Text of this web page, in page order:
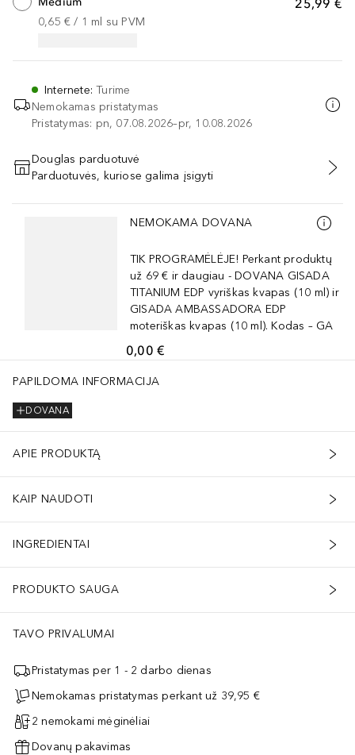
0,65 € / 1 ml su PVM
Internete:Turime
Nemokamas pristatymas
Pristatymas: pn, 07.08.2026–pr, 10.08.2026
PRIDĖTI Į KREPŠELĮ
Douglas parduotuvė
Parduotuvės, kuriose galima įsigyti
Praleisti slankiklį
NEMOKAMA DOVANA
TIK PROGRAMĖLĖJE! Perkant produktų
už 69 € ir daugiau - DOVANA GISADA
TITANIUM EDP vyriškas kvapas (10 ml) ir
GISADA AMBASSADORA EDP
moteriškas kvapas (10 ml). Kodas – GA
0,00 €
PAPILDOMA INFORMACIJA
DOVANA
APIE PRODUKTĄ
KAIP NAUDOTI
INGREDIENTAI
PRODUKTO SAUGA
TAVO PRIVALUMAI
Pristatymas per 1 - 2 darbo dienas
Nemokamas pristatymas perkant už 39,95 €
2 nemokami mėginėliai
Dovanų pakavimas